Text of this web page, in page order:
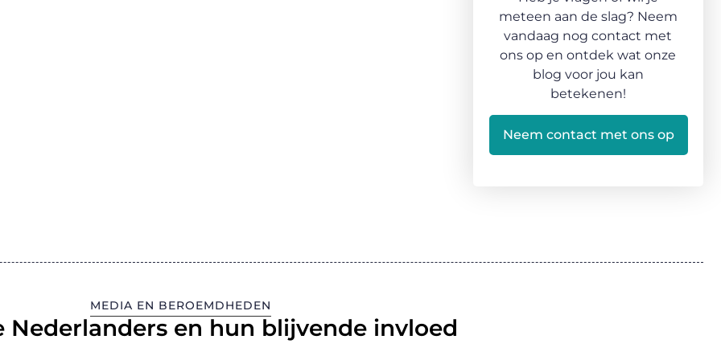
meteen aan de slag? Neem
vandaag nog contact met
ons op en ontdek wat onze
blog voor jou kan
betekenen!
Neem contact met ons op
MEDIA EN BEROEMDHEDEN
Nederlanders en hun blijvende invloed